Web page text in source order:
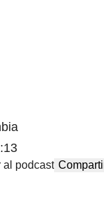
al podcast